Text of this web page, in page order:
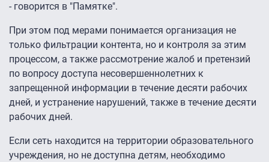
- говорится в "Памятке".
При этом под мерами понимается организация не
только фильтрации контента, но и контроля за этим
процессом, а также рассмотрение жалоб и претензий
по вопросу доступа несовершеннолетних к
запрещенной информации в течение десяти рабочих
дней, и устранение нарушений, также в течение десяти
рабочих дней.
Если сеть находится на территории образовательного
учреждения, но не доступна детям, необходимо